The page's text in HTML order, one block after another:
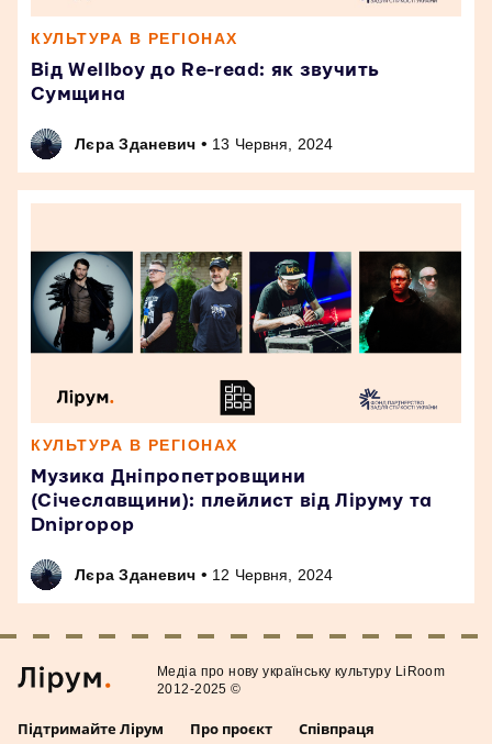
КУЛЬТУРА В РЕГІОНАХ
Від Wellboy до Re-read: як звучить
Сумщина
Лєра Зданевич • 13 Червня, 2024
КУЛЬТУРА В РЕГІОНАХ
Музика Дніпропетровщини
(Січеславщини): плейлист від Ліруму та
Dnipropop
Лєра Зданевич • 12 Червня, 2024
Підтримайте Лірум Про проєкт Співпраця
Медiа про нову українську культуру LiRoom
2012-2025 ©